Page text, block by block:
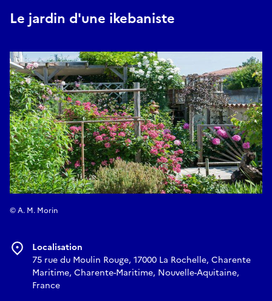
Le jardin d'une ikebaniste
© A. M. Morin
Localisation
75 rue du Moulin Rouge, 17000 La Rochelle, Charente
Maritime, Charente-Maritime, Nouvelle-Aquitaine,
France